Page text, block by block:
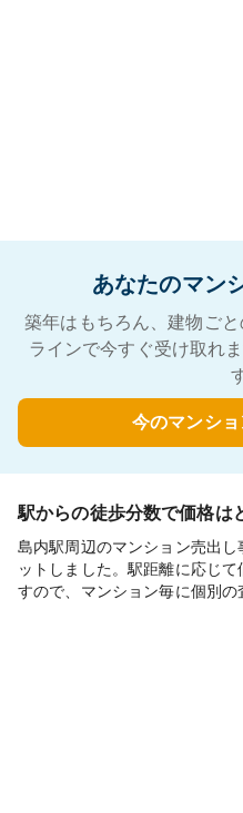
あなたのマン
築年はもちろん、建物ご
ラインで今すぐ受け取れ
今のマンシ
駅からの徒歩分数で価格は
島内駅周辺のマンション売出
ットしました。駅距離に応じ
すので、マンション毎に個別の